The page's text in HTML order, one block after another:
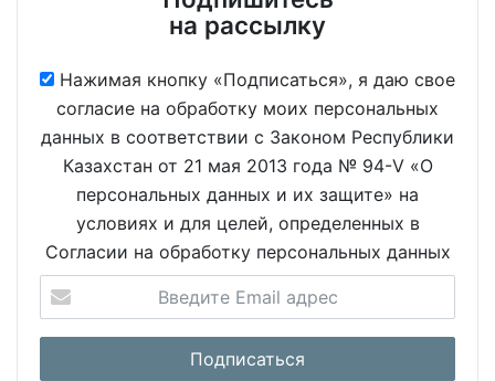
на рассылку
Нажимая кнопку «Подписаться», я даю свое
согласие на обработку моих персональных
данных в соответствии с Законом Республики
Казахстан от 21 мая 2013 года № 94-V «О
персональных данных и их защите» на
условиях и для целей, определенных в
Согласии на обработку персональных данных